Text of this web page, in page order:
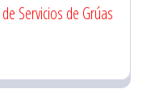
Servicios de Grúas